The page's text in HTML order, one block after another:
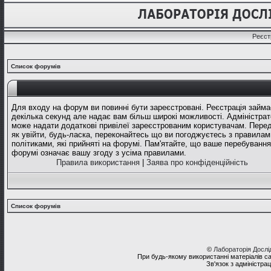
Список форумів
Для входу на форум ви повинні бути зареєстровані. Реєстрація
декілька секунд але надає вам більш широкі можливості.
може надати додаткові привілеї зареєстрованим користувачам.
як увійти, будь-ласка, переконайтесь що ви погоджуєтесь з
політиками, які прийняті на форумі. Пам'ятайте, що ваше
форумі означає вашу згоду з усіма правилами.
Правила використання
Заява про конфіденційність
Список форумів
© Лабораторія
При будь-якому використанні матеріалів
Зв'язок з